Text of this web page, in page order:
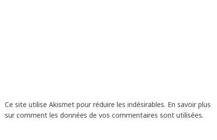
Ce site utilise Akismet pour réduire les indésirables. En savoir plus
sur comment les données de vos commentaires sont utilisées.